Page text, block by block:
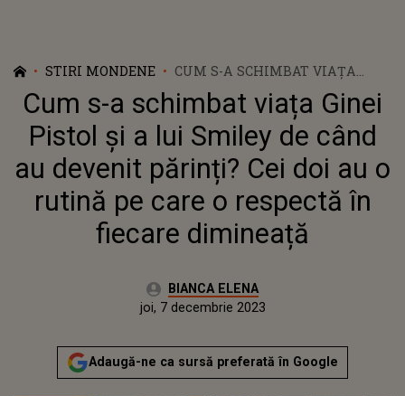
STIRI MONDENE
CUM S-A SCHIMBAT VIAȚA
GINEI PISTOL ȘI A LUI SMILEY
DE CÂND AU DEVENIT
PĂRINȚI? CEI DOI AU O RUTINĂ
PE CARE O RESPECTĂ ÎN
FIECARE DIMINEAȚĂ
Cum s-a schimbat viața Ginei
Pistol și a lui Smiley de când
au devenit părinți? Cei doi au o
rutină pe care o respectă în
fiecare dimineață
Autor:BIANCA ELENA
miercuri, 7 decembrie 2022
Actualizat:
joi, 7 decembrie 2023
Adaugă-ne ca sursă preferată în Google